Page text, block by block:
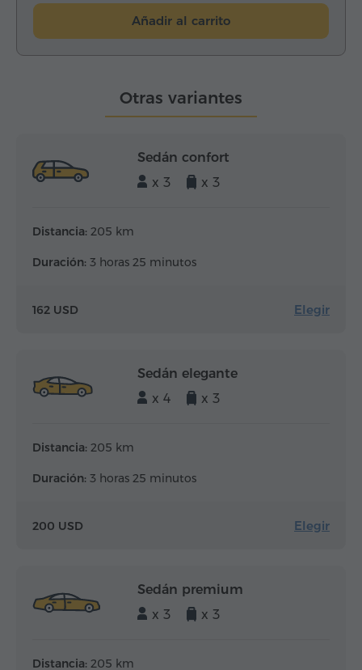
Añadir al carrito
Otras variantes
Sedán confort
x 3
x 3
Distancia: 205 km
Duración: 3 horas 25 minutos
162 USD Elegir
Sedán elegante
x 4
x 3
Distancia: 205 km
Duración: 3 horas 25 minutos
200 USD Elegir
Sedán premium
x 3
x 3
Distancia: 205 km